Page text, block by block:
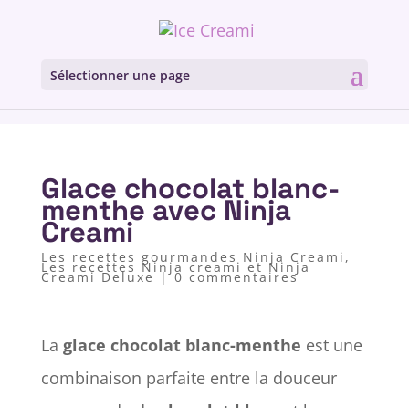
Sélectionner une page
Glace chocolat blanc-
menthe avec Ninja
Creami
Les recettes gourmandes Ninja Creami ,
Les recettes Ninja creami et Ninja
Creami Deluxe|0 commentaires
La glace chocolat blanc-menthe est une
combinaison parfaite entre la douceur